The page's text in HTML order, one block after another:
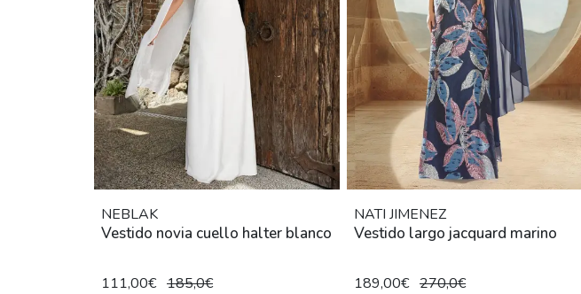
NEBLAK
Vestido novia cuello halter blanco
111,00€ 185,0€
NATI JIMENEZ
Vestido largo jacquard marino
189,00€ 270,0€